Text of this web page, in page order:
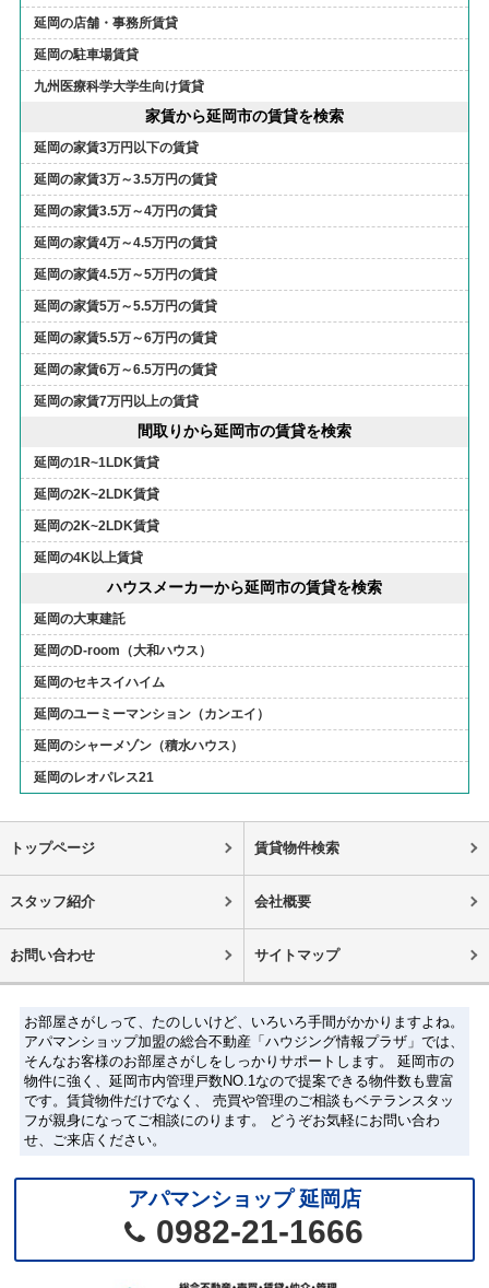
延岡の店舗・事務所賃貸
延岡の駐車場賃貸
九州医療科学大学生向け賃貸
家賃から延岡市の賃貸を検索
延岡の家賃3万円以下の賃貸
延岡の家賃3万～3.5万円の賃貸
延岡の家賃3.5万～4万円の賃貸
延岡の家賃4万～4.5万円の賃貸
延岡の家賃4.5万～5万円の賃貸
延岡の家賃5万～5.5万円の賃貸
延岡の家賃5.5万～6万円の賃貸
延岡の家賃6万～6.5万円の賃貸
延岡の家賃7万円以上の賃貸
間取りから延岡市の賃貸を検索
延岡の1R~1LDK賃貸
延岡の2K~2LDK賃貸
延岡の2K~2LDK賃貸
延岡の4K以上賃貸
ハウスメーカーから延岡市の賃貸を検索
延岡の大東建託
延岡のD-room（大和ハウス）
延岡のセキスイハイム
延岡のユーミーマンション（カンエイ）
延岡のシャーメゾン（積水ハウス）
延岡のレオパレス21
トップページ 賃貸物件検索
スタッフ紹介 会社概要
お問い合わせ サイトマップ
お部屋さがしって、たのしいけど、いろいろ手間がかかりますよね。
アパマンショップ加盟の総合不動産「ハウジング情報プラザ」では、
そんなお客様のお部屋さがしをしっかりサポートします。 延岡市の
物件に強く、延岡市内管理戸数NO.1なので提案できる物件数も豊富
です。賃貸物件だけでなく、 売買や管理のご相談もベテランスタッ
フが親身になってご相談にのります。 どうぞお気軽にお問い合わ
せ、ご来店ください。
アパマンショップ 延岡店
0982-21-1666